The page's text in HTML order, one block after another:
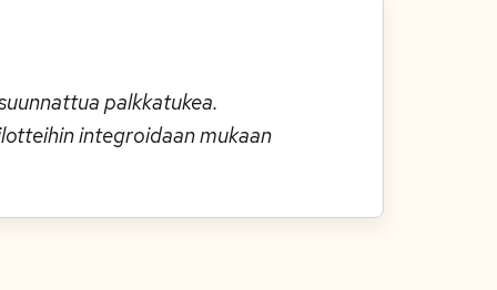
palkkatukea.
integroidaan mukaan